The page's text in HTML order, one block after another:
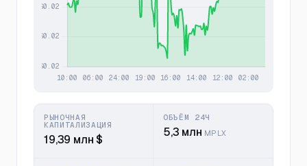
РЫНОЧНАЯ
КАПИТАЛИЗАЦИЯ
19,39 млн $
ОБЪЁМ 24Ч
5,3 млн MPLX